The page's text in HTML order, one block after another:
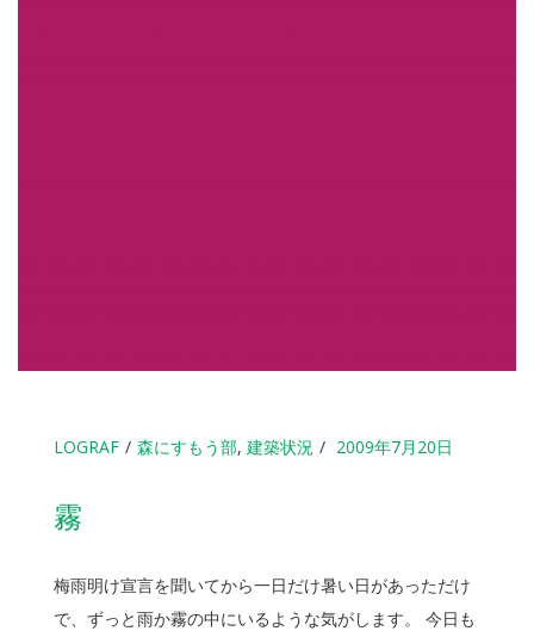
LOGRAF 森にすもう部, 建築状況 2009年7月20日
霧
梅雨明け宣言を聞いてから一日だけ暑い日があっただけ
で、ずっと雨か霧の中にいるような気がします。 今日も